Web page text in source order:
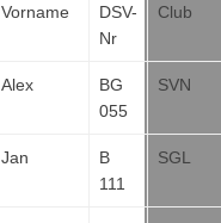
Vorname
DSV-
Nr
Club
Alex
BG
055
SVN
Jan
B
111
SGL